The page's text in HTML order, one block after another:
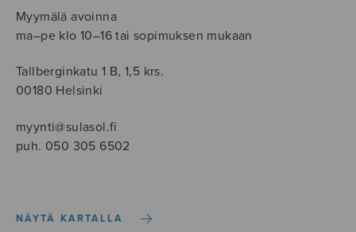
Myymälä avoinna
ma–pe klo 10–16 tai sopimuksen mukaan
Tallberginkatu 1 B, 1,5 krs.
00180 Helsinki
myynti@sulasol.fi
puh. 050 305 6502
NÄYTÄ KARTALLA